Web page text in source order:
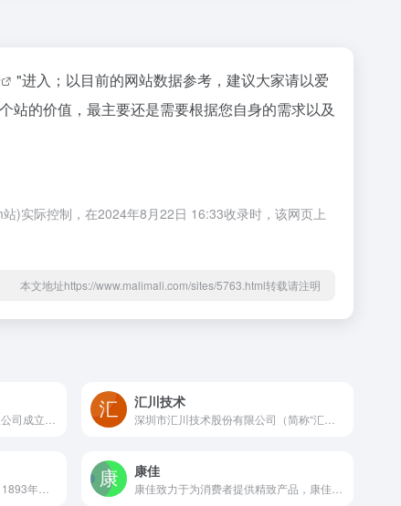
"进入；以目前的网站数据参考，建议大家请以爱
站的价值，最主要还是需要根据您自身的需求以及
)实际控制，在2024年8月22日 16:33收录时，该网页上
本文地址https://www.malimali.com/sites/5763.html转载请注明
汇川技术
康佳